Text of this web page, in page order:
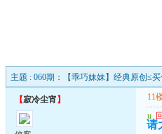
主题 : 060期：【乖巧妹妹】经典原创≤
【寂冷尘宵 】 11
u
请